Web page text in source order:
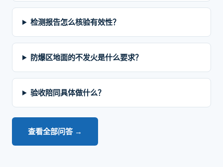
检测报告怎么核验有效性？
防爆区地面的不发火是什么要求？
验收陪同具体做什么？
查看全部问答 →